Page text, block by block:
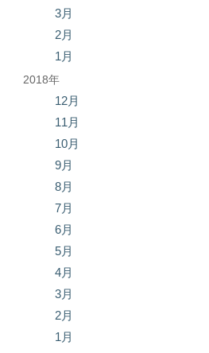
3月
2月
1月
2018年
12月
11月
10月
9月
8月
7月
6月
5月
4月
3月
2月
1月